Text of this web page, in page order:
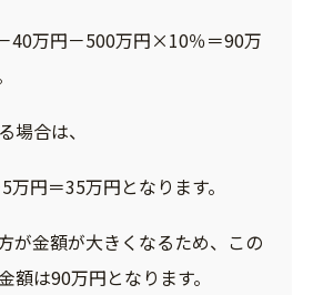
40万円－500万円×10％＝90万
合は、
円＝35万円となります。
が金額が大きくなるため、この
額は90万円となります。